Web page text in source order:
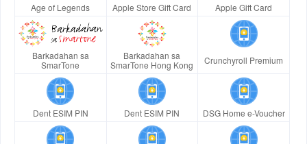
Age of Legends Apple Store Gift Card Apple Gift Card
Barkadahan sa
SmarTone
Barkadahan sa
SmarTone Hong Kong
Crunchyroll Premium
Dent ESIM PIN Dent ESIM PIN DSG Home e-Voucher